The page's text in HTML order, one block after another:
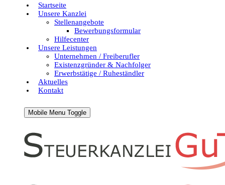
Startseite
Unsere Kanzlei
Stellenangebote
Bewerbungsformular
Hilfecenter
Unsere Leistungen
Unternehmen / Freiberufler
Existenzgründer & Nachfolger
Erwerbstätige / Ruheständler
Aktuelles
Kontakt
Mobile Menu Toggle